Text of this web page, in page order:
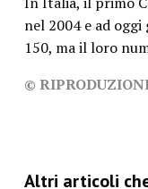
nel 2004 e ad
150, ma il loro
©